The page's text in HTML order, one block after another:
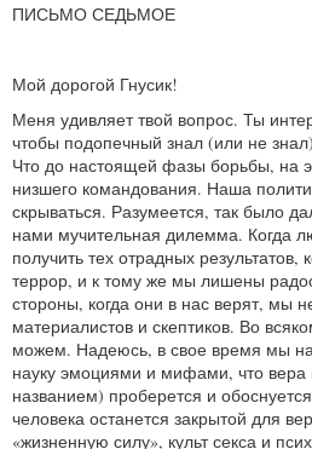
ПИСЬМО СЕДЬМОЕ
Мой дорогой Гнусик!
Меня удивляет твой вопрос. Ты
чтобы подопечный знал (или не
Что до настоящей фазы борьбы, на
низшего командования. Наша
скрываться. Разумеется, так было
нами мучительная дилемма. Когда
получить тех отрадных
террор, и к тому же мы лишены
стороны, когда они в нас верят, мы
материалистов и скептиков. Во
можем. Надеюсь, в свое время мы
науку эмоциями и мифами, что
названием) проберется и
человека останется закрытой для
«жизненную силу», культ секса и